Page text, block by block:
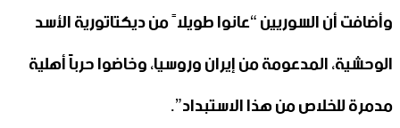
وأضافت أن السوريين “عانوا طويلاً من ديكتاتورية الأسد
الوحشية، المدعومة من إيران وروسيا، وخاضوا حرباً أهلية
مدمرة للخلاص من هذا الاستبداد”.